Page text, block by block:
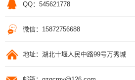
QQ：545621778
微信：15872756688
地址：湖北十堰人民中路99号万秀城